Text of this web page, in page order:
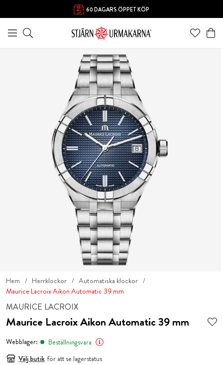
60 DAGARS ÖPPET KÖP
FRI FRAKT ÖVER 1000 KR
Hem Herrklockor
Automatiska klockor
Maurice Lacroix Aikon Automatic 39 mm
MAURICE LACROIX
Maurice Lacroix Aikon Automatic 39 mm
Webblager:
Beställningsvara
Välj butik för att se lagerstatus